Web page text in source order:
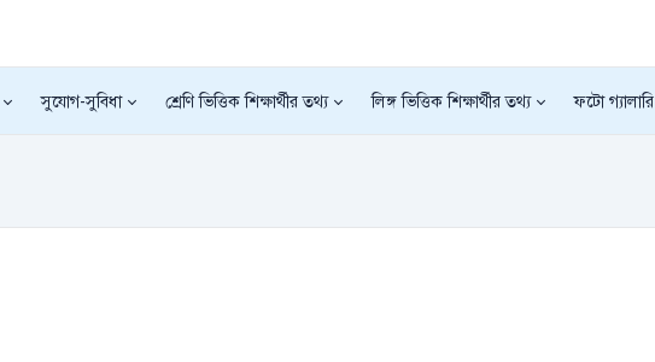
সুযোগ-সুবিধা শ্রেণি ভিত্তিক শিক্ষার্থীর তথ্য লিঙ্গ ভিত্তিক শিক্ষার্থীর তথ্য ফটো গ্যালারি